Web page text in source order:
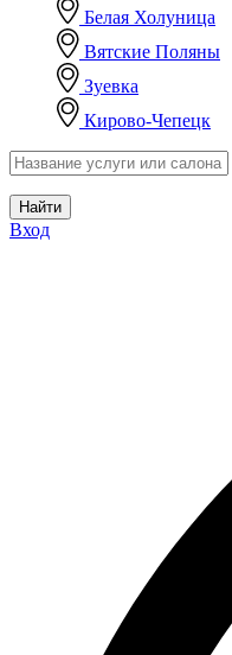
Белая Холуница
Вятские Поляны
Зуевка
Кирово-Чепецк
Найти
Вход